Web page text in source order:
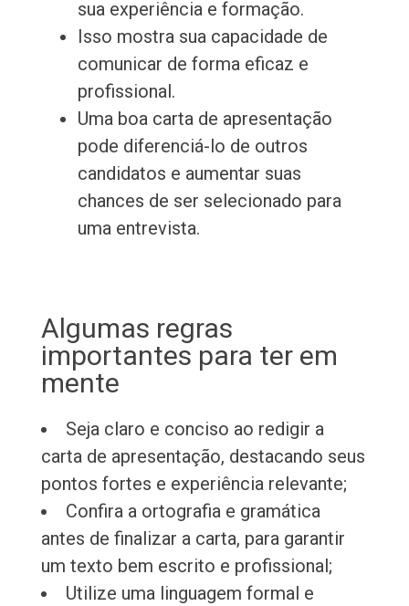
sua experiência e formação.
Isso mostra sua capacidade de
comunicar de forma eficaz e
profissional.
Uma boa carta de apresentação
pode diferenciá-lo de outros
candidatos e aumentar suas
chances de ser selecionado para
uma entrevista.
Algumas regras
importantes para ter em
mente
Seja claro e conciso ao redigir a
carta de apresentação, destacando seus
pontos fortes e experiência relevante;
Confira a ortografia e gramática
antes de finalizar a carta, para garantir
um texto bem escrito e profissional;
Utilize uma linguagem formal e